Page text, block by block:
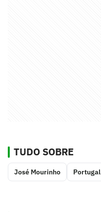
TUDO SOBRE
José Mourinho Portugal